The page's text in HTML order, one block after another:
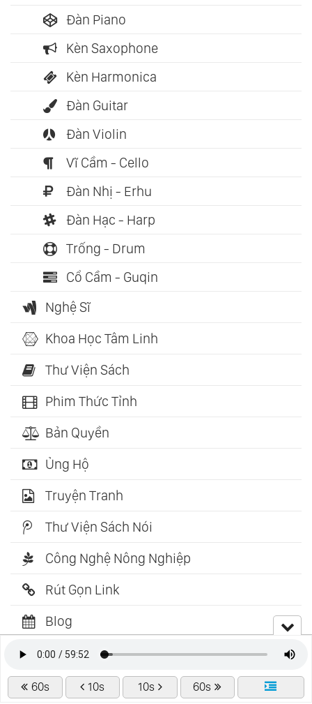
60s 10s 10s 60s
Đàn Piano
Kèn Saxophone
Kèn Harmonica
Đàn Guitar
Đàn Violin
Vĩ Cầm - Cello
Đàn Nhị - Erhu
Đàn Hạc - Harp
Trống - Drum
Cổ Cầm - Guqin
Nghệ Sĩ
Khoa Học Tâm Linh
Thư Viện Sách
Phim Thức Tỉnh
Bản Quyền
Ủng Hộ
Truyện Tranh
Thư Viện Sách Nói
Công Nghệ Nông Nghiệp
Rút Gọn Link
Blog
Christmas From Mars Vol.1